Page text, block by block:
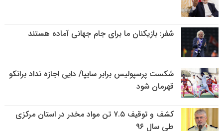
شفر: بازیکنان ما برای جام جهانی آماده هستند
شکست پرسپولیس برابر سایپا/ دایی اجازه نداد برانکو
قهرمان شود
کشف و توقیف ۷.۵ تن مواد مخدر در استان مرکزی
طی سال ۹۶